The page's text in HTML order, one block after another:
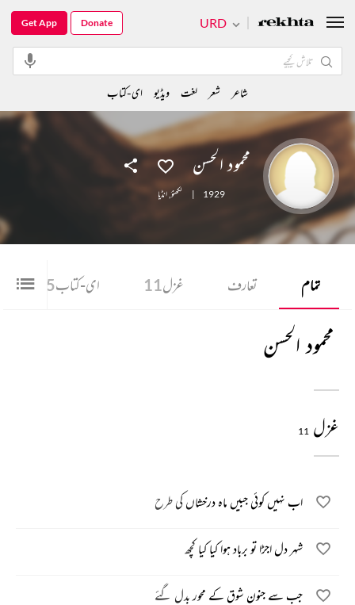
محمود الحسن
1929
| لکھنؤ,انڈیا
تمام تعارف غزل11 ای-کتاب25
محمود الحسن
غزل 11
اب نہیں کوئی جبیں ماہ درخشاں کی طرح
شہر دل اجڑا تو برباد ہوا کیا کیا کچھ
جب سے جنون شوق کے محور بدل گئے
URD
Get App Donate
شاعر شعر لغت ویڈیو ای-کتاب